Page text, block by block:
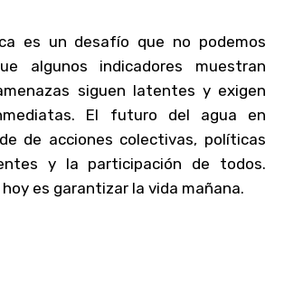
es un desafío que no podemos
algunos indicadores muestran
siguen latentes y exigen
El futuro del agua en
de acciones colectivas, políticas
y la participación de todos.
es garantizar la vida mañana.